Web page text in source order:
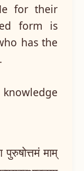
for their
form is
has the
माम्